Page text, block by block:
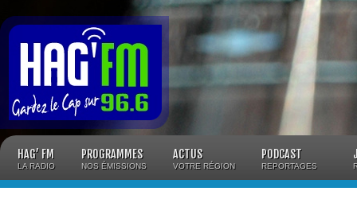
HAG’ FM
LA RADIO
PROGRAMMES
NOS ÉMISSIONS
ACTUS
VOTRE RÉGION
PODCAST
REPORTAGES
Panneau de gestion des cookies